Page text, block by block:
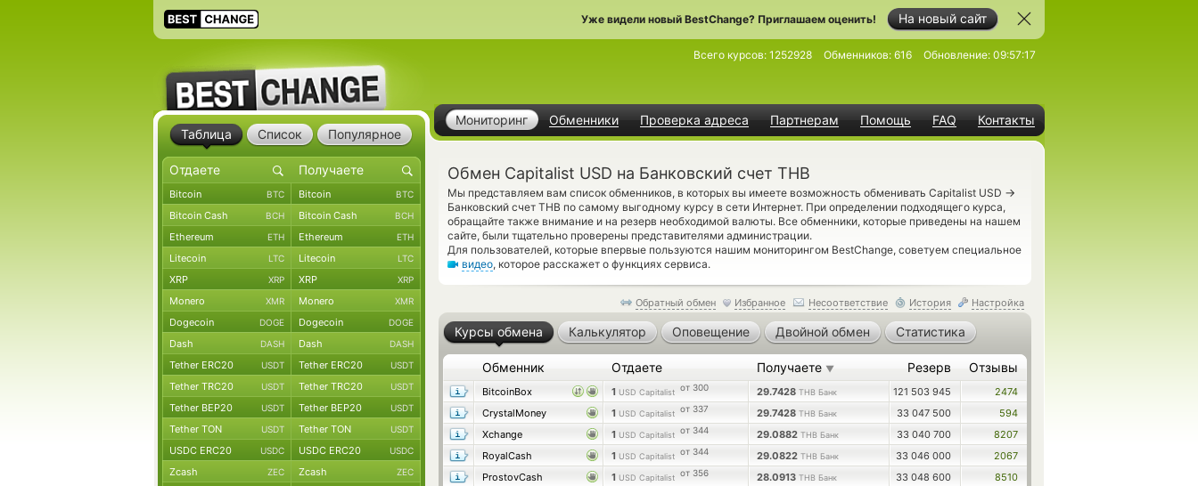
На новый сайт
Уже видели новый BestChange? Приглашаем оценить!
Мониторинг Обменники Проверка адреса Партнерам Помощь FAQ Контакты
Всего курсов: 1252928 Обменников: 616 Обновление: 09:57:17
Обмен Capitalist USD на Банковский счет THB
Мы представляем вам список обменников, в которых вы имеете возможность обменивать Capitalist USD →
Банковский счет THB по самому выгодному курсу в сети Интернет. При определении подходящего курса,
обращайте также внимание и на резерв необходимой валюты. Все обменники, которые приведены на нашем
сайте, были тщательно проверены представителями администрации.
Для пользователей, которые впервые пользуются нашим мониторингом BestChange, советуем специальное
видео, которое расскажет о функциях сервиса.
Обратный обмен Избранное Несоответствие История Настройка
Курсы обмена Калькулятор Оповещение Двойной обмен Статистика
Обменник Отдаете Получаете ▼ Резерв Отзывы
BitcoinBox 1 USD Capitalist от 300 29.7428 THB Банк 121 503 945
2474
CrystalMoney
1 USD Capitalist от 337 29.7428 THB Банк 33 047 500
594
Xchange
1 USD Capitalist от 344 29.0882 THB Банк 33 040 700
8207
RoyalCash
1 USD Capitalist от 344 29.0822 THB Банк 33 046 000
2067
ProstovCash
1 USD Capitalist от 356 28.0913 THB Банк 33 048 600
8510
Таблица Список Популярное
Bitcoin BTC Bitcoin BTC
Bitcoin Cash BCH Bitcoin Cash BCH
Ethereum ETH Ethereum ETH
Litecoin LTC Litecoin LTC
XRP XRP XRP XRP
Monero XMR Monero XMR
Dogecoin DOGE Dogecoin DOGE
Dash DASH Dash DASH
Tether ERC20 USDT Tether ERC20 USDT
Tether TRC20 USDT Tether TRC20 USDT
Tether BEP20 USDT Tether BEP20 USDT
Tether TON USDT Tether TON USDT
USDC ERC20 USDC USDC ERC20 USDC
Zcash ZEC Zcash ZEC